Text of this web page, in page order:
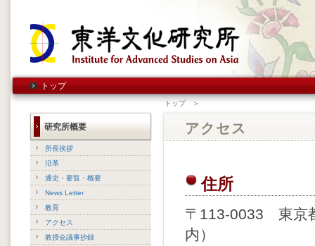
トップ
研究所概要
所長挨拶
沿革
通史・要覧・概要
News Letter
教育
アクセス
教授会議事抄録
トップ ＞
アクセス
住所
〒113-0033 東京
内）